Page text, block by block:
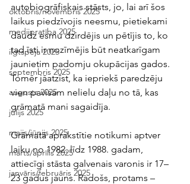
oktobris/novembris 2025
medijpratība 2025
ilgtspēja 2025
septembris 2025
augusts 2025
jūlijs 2025
maijs/jūnijs 2025
marts/aprīlis 2025
janvāris/februāris 2025
autobiogrāfiskais stāsts, jo, lai arī šos
laikus piedzīvojis neesmu, pietiekami
daudz esmu dzirdējis un pētījis to, ko
tad īsti ir nozīmējis būt neatkarīgam
jaunietim padomju okupācijas gados.
Tomēr jāatzīst, ka iepriekš paredzēju
vien pavisam nelielu daļu no tā, kas
grāmatā mani sagaidīja.
Grāmatā aprakstītie notikumi aptver
laiku no 1982. līdz 1988. gadam,
attiecīgi stāsta galvenais varonis ir 17–
23 gadus jauns. Radošs, protams –